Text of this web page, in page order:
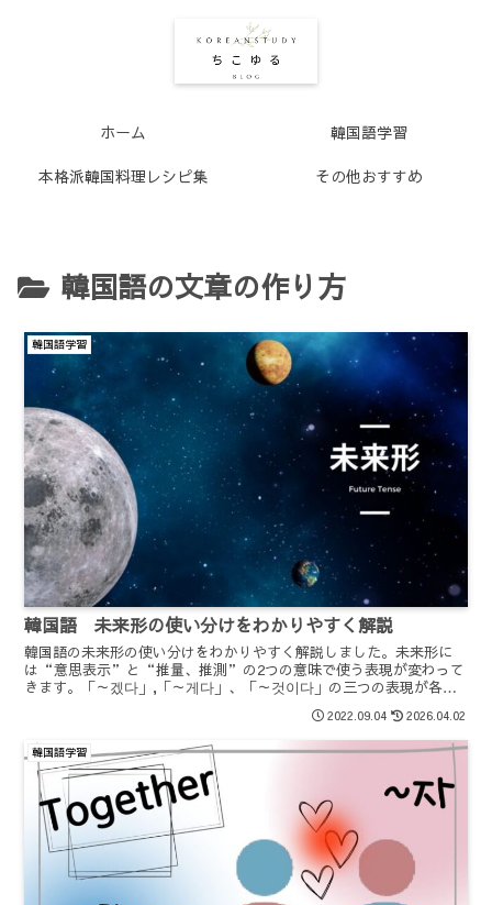
ホーム
韓国語学習
本格派韓国料理レシピ集
その他おすすめ
韓国語の文章の作り方
韓国語学習
韓国語 未来形の使い分けをわかりやすく解説
韓国語の未来形の使い分けをわかりやすく解説しました。未来形に
は“意思表示”と“推量、推測”の2つの意味で使う表現が変わって
きます。「～겠다」,「～게다」、「～것이다」の三つの表現が各々
2022.09.04 2026.04.02
韓国語学習